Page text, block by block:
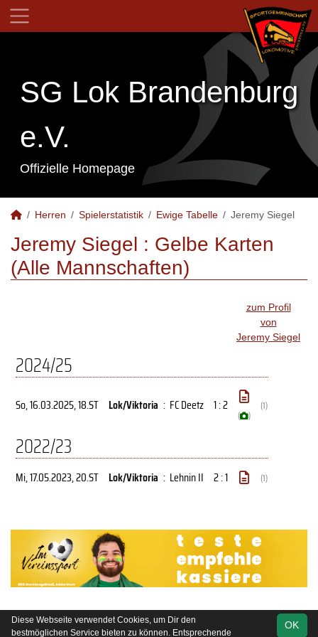
SG Lok Brandenburg
e.V.
Offizielle Homepage
Herren Spielerstatistik Ewige Tabelle Jeremy Siegel
Jeremy Siegel : Gelbe Karten
(Alle Mannschaften)
zum Profil
von
Jeremy Siegel
2024/25
So, 16.03.2025, 18.ST Lok/Viktoria : FC Deetz 1 : 2
( )
(1)
2022/23
Mi, 17.05.2023, 20.ST Lok/Viktoria : Lehnin II 2 : 1 (1)
soccero.de OK
Diese Webseite verwendet Cookies, um Dir den
bestmöglichen Service bieten zu können. Entsprechende